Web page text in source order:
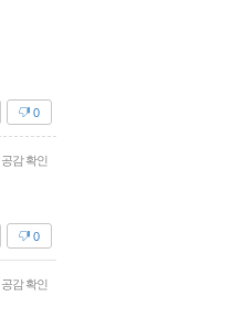
0
공감 확인
0
공감 확인